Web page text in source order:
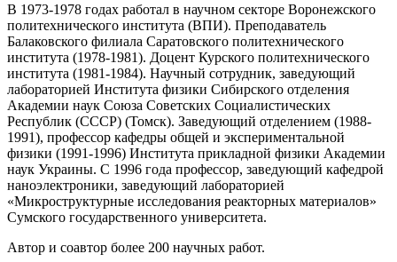
В 1973-1978 годах работал в научном секторе Воронежского
политехнического института (ВПИ). Преподаватель
Балаковского филиала Саратовского политехнического
института (1978-1981). Доцент Курского политехнического
института (1981-1984). Научный сотрудник, заведующий
лабораторией Института физики Сибирского отделения
Академии наук Союза Советских Социалистических
Республик (СССР) (Томск). Заведующий отделением (1988-
1991), профессор кафедры общей и экспериментальной
физики (1991-1996) Института прикладной физики Академии
наук Украины. С 1996 года профессор, заведующий кафедрой
наноэлектроники, заведующий лабораторией
«Микроструктурные исследования реакторных материалов»
Сумского государственного университета.
Автор и соавтор более 200 научных работ.